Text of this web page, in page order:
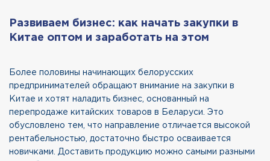
Развиваем бизнес: как начать закупки в
Китае оптом и заработать на этом
Более половины начинающих белорусских
предпринимателей обращают внимание на закупки в
Китае и хотят наладить бизнес, основанный на
перепродаже китайских товаров в Беларуси. Это
обусловлено тем, что направление отличается высокой
рентабельностью, достаточно быстро осваивается
новичками. Доставить продукцию можно самыми разными